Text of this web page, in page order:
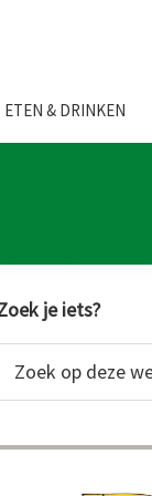
ETEN & DRINKEN
Sidebar
je iets?
op